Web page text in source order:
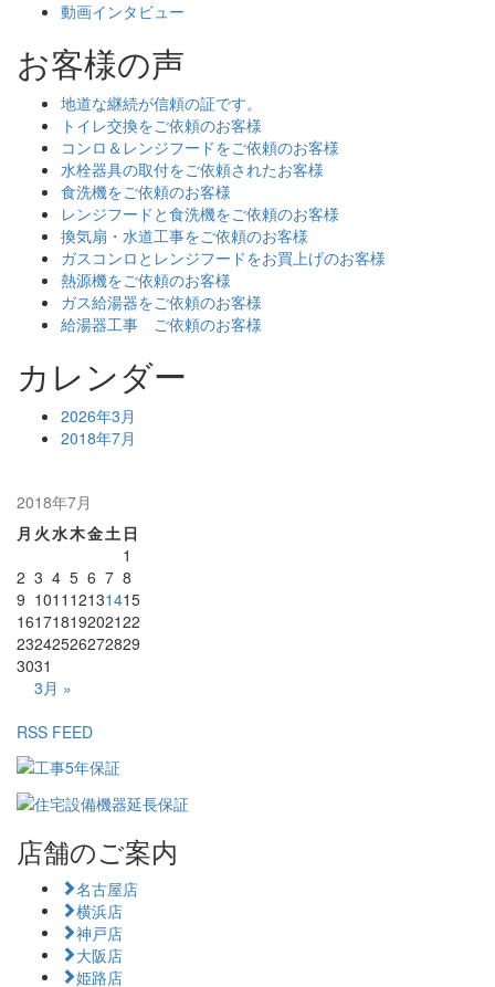
動画インタビュー
お客様の声
地道な継続が信頼の証です。
トイレ交換をご依頼のお客様
コンロ＆レンジフードをご依頼のお客様
水栓器具の取付をご依頼されたお客様
食洗機をご依頼のお客様
レンジフードと食洗機をご依頼のお客様
換気扇・水道工事をご依頼のお客様
ガスコンロとレンジフードをお買上げのお客様
熱源機をご依頼のお客様
ガス給湯器をご依頼のお客様
給湯器工事 ご依頼のお客様
カレンダー
2026年3月
2018年7月
2018年7月
月 火水木金土 日
1
2 3 4 5 6 7 8
9 1011 12131415
16171819202122
23242526272829
3031
3月 »
RSS FEED
店舗のご案内
名古屋店
横浜店
神戸店
大阪店
姫路店